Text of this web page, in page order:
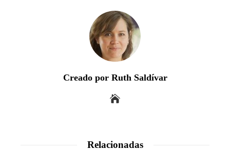
Creado por Ruth Saldívar
Relacionadas